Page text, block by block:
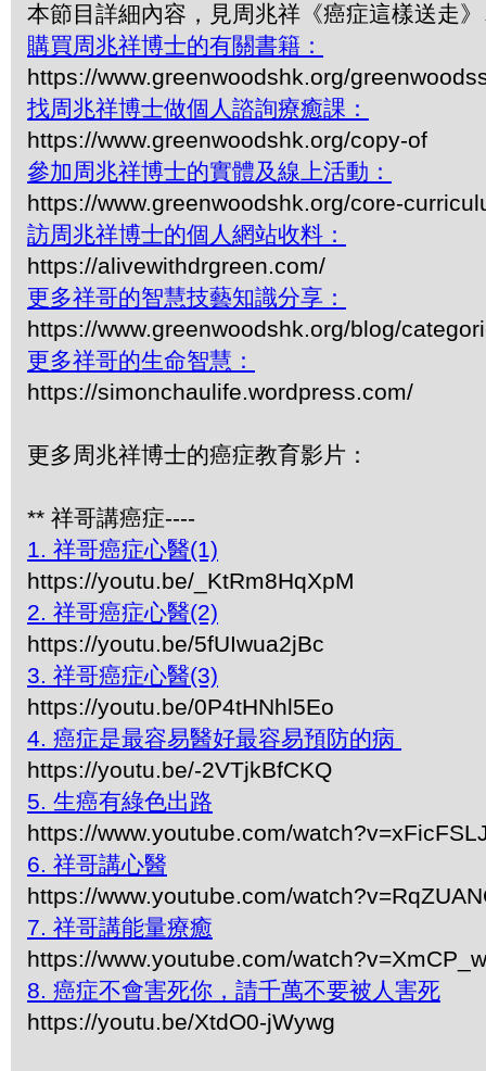
本節目詳細內容，見周兆祥《癌症這樣送走
購買周兆祥博士的有關書籍：
https://www.greenwoodshk.org/
找周兆祥博士做個人諮詢療癒課：
https://www.greenwoodshk.org/copy-of
參加周兆祥博士的實體及線上活動：
https://www.greenwoodshk.org/core-
訪周兆祥博士的個人網站收料：
https://alivewithdrgreen.com/
更多祥哥的智慧技藝知識分享：
https://www.greenwoodshk.org/blog/
更多祥哥的生命智慧：
https://simonchaulife.wordpress.com/
更多周兆祥博士的癌症教育影片：
** 祥哥講癌症----
1. 祥哥癌症心醫(1)
https://youtu.be/_KtRm8HqXpM
2. 祥哥癌症心醫(2)
https://youtu.be/5fUIwua2jBc
3. 祥哥癌症心醫(3)
https://youtu.be/0P4tHNhl5Eo
4. 癌症是最容易醫好最容易預防的病
https://youtu.be/-2VTjkBfCKQ
5. 生癌有綠色出路
https://www.youtube.com/
6. 祥哥講心醫
https://www.youtube.com/
7. 祥哥講能量療癒
https://www.youtube.com/
8. 癌症不會害死你，請千萬不要被人害死
https://youtu.be/XtdO0-jWywg